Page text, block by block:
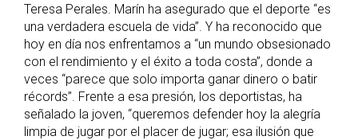
Teresa Perales. Marín ha asegurado que el deporte “es
una verdadera escuela de vida”. Y ha reconocido que
hoy en día nos enfrentamos a “un mundo obsesionado
con el rendimiento y el éxito a toda costa”, donde a
veces “parece que solo importa ganar dinero o batir
récords”. Frente a esa presión, los deportistas, ha
señalado la joven, “queremos defender hoy la alegría
limpia de jugar por el placer de jugar; esa ilusión que